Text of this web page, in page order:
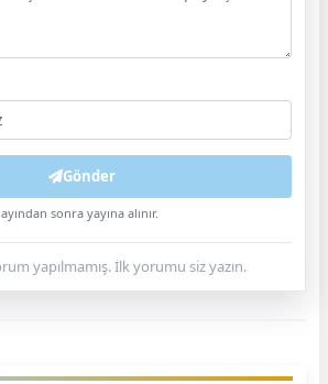
Gönder
sonra yayına alınır.
yapılmamış. İlk yorumu siz yazın.